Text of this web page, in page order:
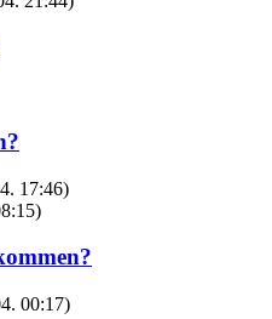
17:46)
00:17)